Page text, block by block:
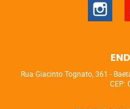
Rua Giacinto Tognato, 361 -
CEP: